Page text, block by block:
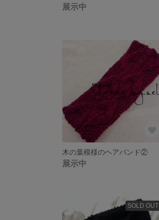
展示中
木の葉模様のヘアバンド②
展示中
SOLD OUT